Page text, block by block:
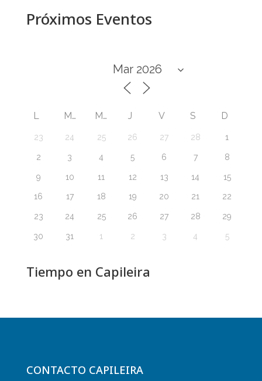
Próximos Eventos
L M M J V S D
23 24 25 26 27 28 1
2 3 4 5 6 7 8
9 10 11 12 13 14 15
16 17 18 19 20 21 22
23 24 25 26 27 28 29
30 31 1 2 3 4 5
Tiempo en Capileira
CONTACTO CAPILEIRA